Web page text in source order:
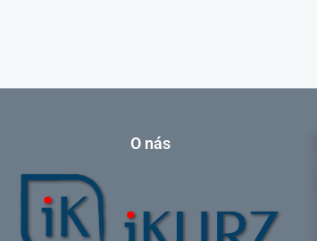
O nás